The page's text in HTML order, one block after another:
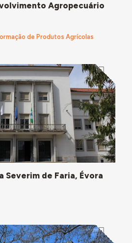
Agropecuário
de Produtos Agrícolas
Severim de Faria, Évora